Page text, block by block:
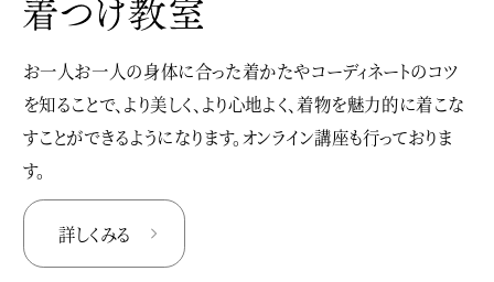
お一人お一人の身体に合った着かたやコーディネートのコツ
を知ることで、より美しく、より心地よく、着物を魅力的に着こな
すことができるようになります。オンライン講座も行っておりま
す。
詳しくみる